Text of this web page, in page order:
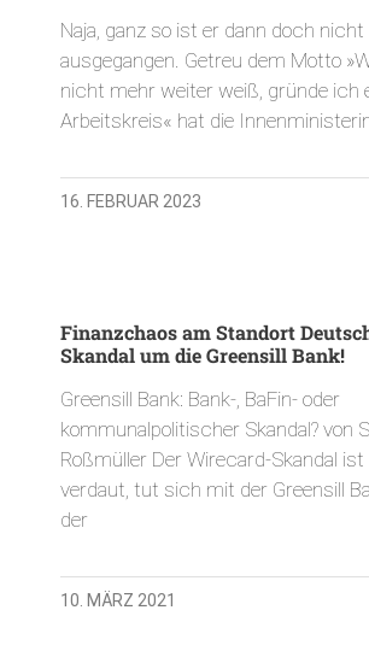
Naja, ganz so ist er dann doch nicht
ausgegangen. Getreu dem Motto
nicht mehr weiter weiß, gründe ich
Arbeitskreis« hat die
16. FEBRUAR 2023
Finanzchaos am Standort
Skandal um die Greensill Bank!
Greensill Bank: Bank-, BaFin- oder
kommunalpolitischer Skandal? von
Roßmüller Der Wirecard-Skandal
verdaut, tut sich mit der Greensill
der
10. MÄRZ 2021